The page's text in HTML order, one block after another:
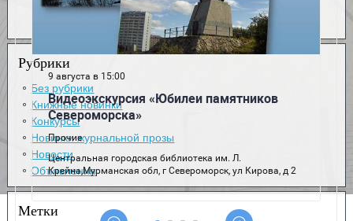
Рубрики
Без рубрики
Книжные новинки
Конкурсы
Новинки журнальной прозы
Новости
Объявления
Метки